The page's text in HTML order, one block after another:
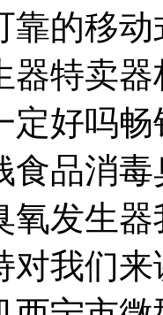
靠的移
器特卖
定好吗
食品消
氧发生
对我们